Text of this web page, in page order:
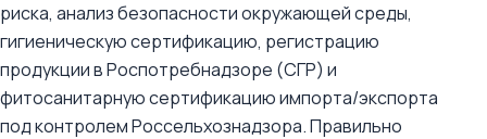
риска, анализ безопасности окружающей среды,
гигиеническую сертификацию, регистрацию
продукции в Роспотребнадзоре (СГР) и
фитосанитарную сертификацию импорта/экспорта
под контролем Россельхознадзора. Правильно